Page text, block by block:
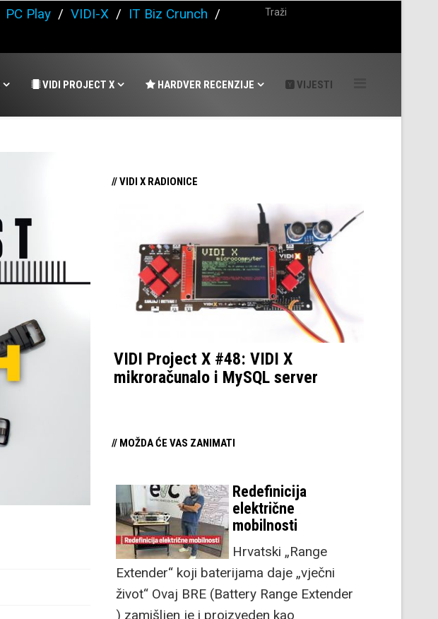
PC Play / VIDI-X / IT Biz Crunch /
VIDI PROJECT X HARDVER RECENZIJE VIJESTI
// VIDI X RADIONICE
VIDI Project X #48: VIDI X
mikroračunalo i MySQL server
// MOŽDA ĆE VAS ZANIMATI
Redefinicija
električne
mobilnosti
Hrvatski „Range
Extender“ koji baterijama daje „vječni
život“ Ovaj BRE (Battery Range Extender
) zamišljen je i proizveden kao